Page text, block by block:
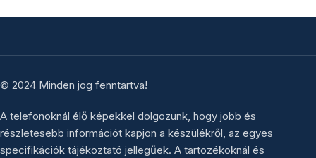
© 2024 Minden jog fenntartva!
A telefonoknál élő képekkel dolgozunk, hogy jobb és
részletesebb információt kapjon a készülékről, az egyes
specifikációk tájékoztató jellegűek. A tartozékoknál és